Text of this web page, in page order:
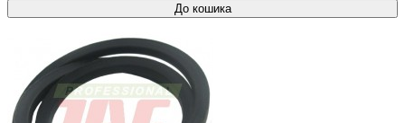
До кошика